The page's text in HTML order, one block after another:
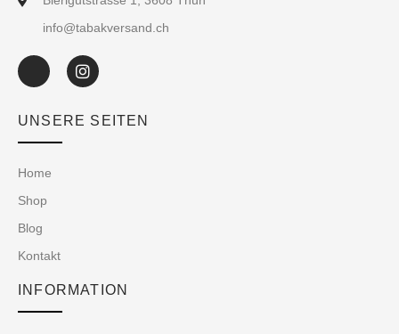
info@tabakversand.ch
UNSERE SEITEN
Home
Shop
Blog
Kontakt
INFORMATION